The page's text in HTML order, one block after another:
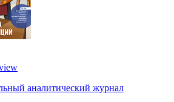
аналитический журнал